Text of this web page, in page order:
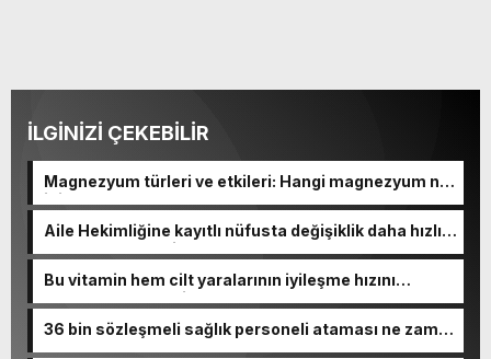
İLGİNİZİ ÇEKEBİLİR
Magnezyum türleri ve etkileri: Hangi magnezyum ne
için kullanılır
Aile Hekimliğine kayıtlı nüfusta değişiklik daha hızlı
ve kolay hale geliyor
Bu vitamin hem cilt yaralarının iyileşme hızını
artırıyor hem de cilde canlılık katıyor!
36 bin sözleşmeli sağlık personeli ataması ne zaman